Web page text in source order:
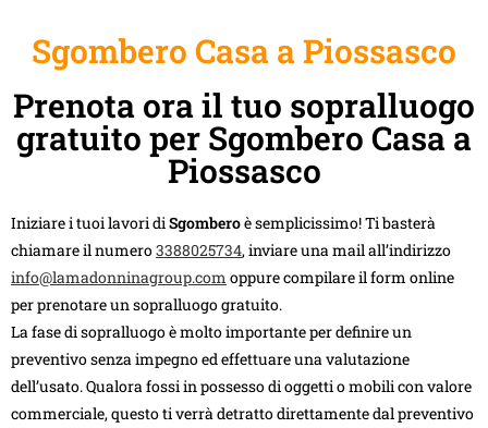
Sgombero Casa a Piossasco
Prenota ora il tuo sopralluogo
gratuito per Sgombero Casa a
Piossasco
Iniziare i tuoi lavori di Sgomberoè semplicissimo! Ti basterà
chiamare il numero3388025734, inviare una mail all’indirizzo
info@lamadonninagroup.com oppure compilare il form online
per prenotare un sopralluogo gratuito.
La fase di sopralluogo è molto importante per definire un
preventivo senza impegno ed effettuare una valutazione
dell’usato. Qualora fossi in possesso di oggetti o mobili con valore
commerciale, questo ti verrà detratto direttamente dal preventivo